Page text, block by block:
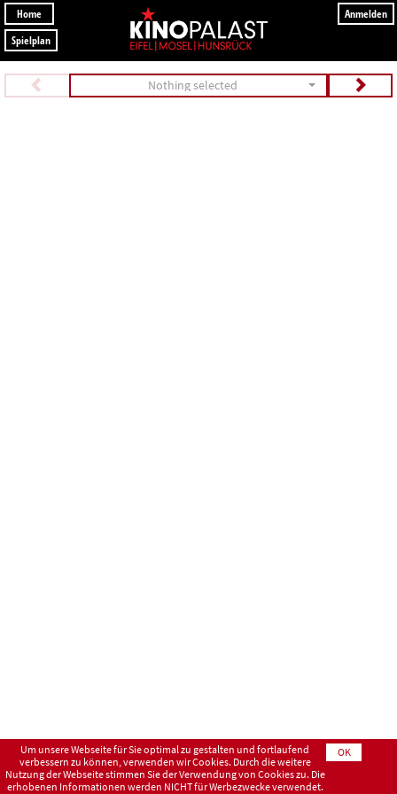
Home
Anmelden
Spielplan
Nothing selected
Um unsere Webseite für Sie optimal zu gestalten und fortlaufend
verbessern zu können, verwenden wir Cookies. Durch die weitere
Nutzung der Webseite stimmen Sie der Verwendung von Cookies zu. Die
erhobenen Informationen werden NICHT für Werbezwecke verwendet.
OK